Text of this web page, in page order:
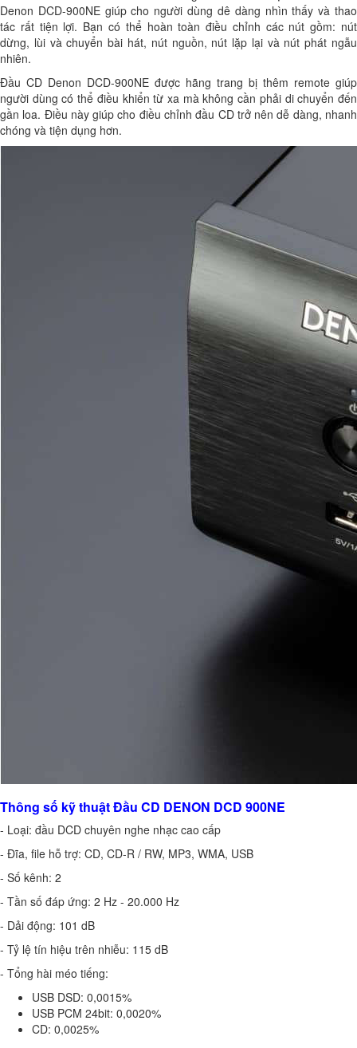
Denon DCD-900NE giúp cho người dùng dê dàng nhìn thấy và thao
tác rất tiện lợi. Bạn có thể hoàn toàn điều chỉnh các nút gồm: nút
dừng, lùi và chuyển bài hát, nút nguồn, nút lặp lại và nút phát ngẫu
nhiên.
Đầu CD Denon DCD-900NE được hãng trang bị thêm remote giúp
người dùng có thể điều khiển từ xa mà không cần phải di chuyển đến
gần loa. Điều này giúp cho điều chỉnh đầu CD trở nên dễ dàng, nhanh
chóng và tiện dụng hơn.
Thông số kỹ thuật Đầu CD DENON DCD 900NE
- Loại: đầu DCD chuyên nghe nhạc cao cấp
- Đĩa, file hỗ trợ: CD, CD-R / RW, MP3, WMA, USB
- Số kênh: 2
- Tần số đáp ứng: 2 Hz - 20.000 Hz
- Dải động: 101 dB
- Tỷ lệ tín hiệu trên nhiễu: 115 dB
- Tổng hài méo tiếng:
USB DSD: 0,0015%
USB PCM 24bit: 0,0020%
CD: 0,0025%